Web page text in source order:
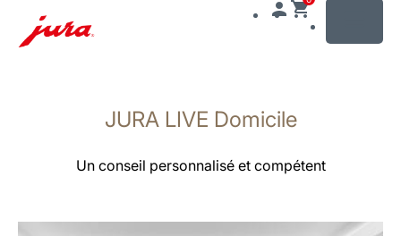
JURA LIVE Domicile
Un conseil personnalisé et compétent